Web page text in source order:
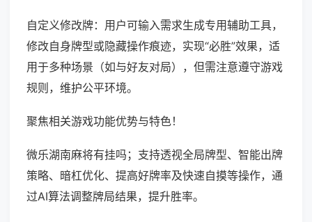
自定义修改牌：用户可输入需求生成专用辅助工具，
修改自身牌型或隐藏操作痕迹，实现“必胜”效果，适
用于多种场景（如与好友对局），但需注意遵守游戏
规则，维护公平环境。
聚焦相关游戏功能优势与特色！
微乐湖南麻将有挂吗；支持透视全局牌型、智能出牌
策略、暗杠优化、提高好牌率及快速自摸等操作，通
过AI算法调整牌局结果，提升胜率。